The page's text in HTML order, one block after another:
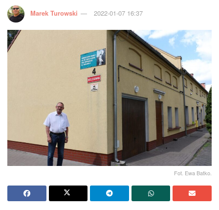
Marek Turowski 2022-01-07 16:37
Fot. Ewa Batko.